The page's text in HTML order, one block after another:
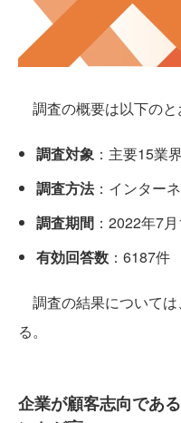
調査の概要は以下のと
調査対象 ：主要15業
調査方法：インター
調査期間 ：2022年7
有効回答数 ：6187件
調査の結果について
る。
企業が顧客志向であ